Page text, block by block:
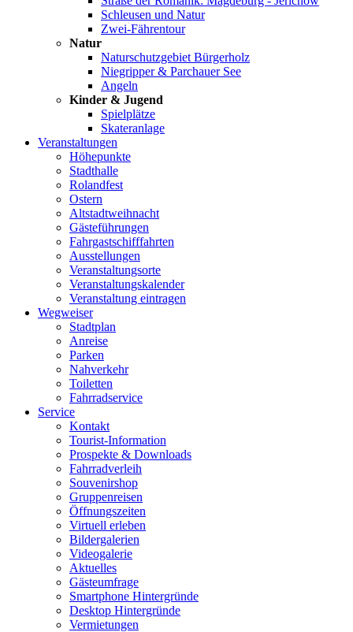
Schleusen und Natur
Zwei-Fährentour
Natur
Naturschutzgebiet Bürgerholz
Niegripper & Parchauer See
Angeln
Kinder & Jugend
Spielplätze
Skateranlage
Veranstaltungen
Höhepunkte
Stadthalle
Rolandfest
Ostern
Altstadtweihnacht
Gästeführungen
Fahrgastschifffahrten
Ausstellungen
Veranstaltungsorte
Veranstaltungskalender
Veranstaltung eintragen
Wegweiser
Stadtplan
Anreise
Parken
Nahverkehr
Toiletten
Fahrradservice
Service
Kontakt
Tourist-Information
Prospekte & Downloads
Fahrradverleih
Souvenirshop
Gruppenreisen
Öffnungszeiten
Virtuell erleben
Bildergalerien
Videogalerie
Aktuelles
Gästeumfrage
Smartphone Hintergründe
Desktop Hintergründe
Vermietungen